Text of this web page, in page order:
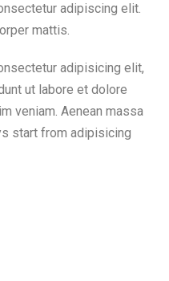
adipiscing elit.
mattis.
adipisicing elit,
ut labore et dolore
veniam. Aenean massa
start from adipisicing